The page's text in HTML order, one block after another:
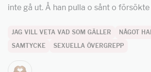
inte gå ut. Å han pulla o sånt o
JAG VILL VETA VAD SOM GÄLLER
NÅGOT
SAMTYCKE
SEXUELLA ÖVERGREPP